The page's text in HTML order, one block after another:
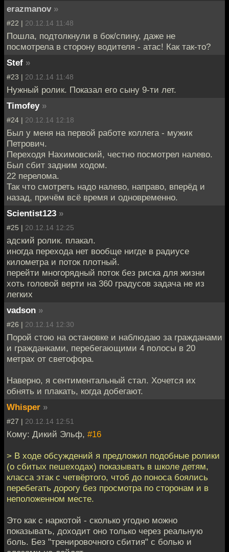
erazmanov »
#22 | 20.12.14 11:48
Пошла, подтолкнули в бок/спину, даже не
посмотрела в сторону водителя - атас! Как так-то?
Stef »
#23 | 20.12.14 11:48
Нужный ролик. Показал его сыну 9-ти лет.
Timofey »
#24 | 20.12.14 12:18
Был у меня на первой работе коллега - мужик
Петрович.
Переходя Нахимовский, честно посмотрел налево.
Был сбит задним ходом.
22 перелома.
Так что смотреть надо налево, направо, вперёд и
назад, причём всё время и одновременно.
Scientist123 »
#25 | 20.12.14 12:25
адский ролик. плакал.
иногда перехода нет вообще нигде в радиусе
километра и поток плотный.
перейти многорядный поток без риска для жизни
хоть головой верти на 360 градусов задача не из
легких
vadson »
#26 | 20.12.14 12:30
Порой стою на остановке и наблюдаю за гражданами
и гражданками, перебегающими 4 полосы в 20
метрах от светофора.
Наверно, я сентиментальный стал. Хочется их
обнять и плакать, когда добегают.
Whisper »
#27 | 20.12.14 12:51
Кому: Дикий Эльф, #16
> В ходе обсуждений я предложил подобные ролики
(о сбитых пешеходах) показывать в школе детям,
класса этак с четвёртого, чтоб до поноса боялись
перебегать дорогу без просмотра по сторонам и в
неположенном месте.
Это как с наркотой - сколько угодно можно
показывать, доходит оно только через реальную
боль. Без "тренировочного сбития" с болью и